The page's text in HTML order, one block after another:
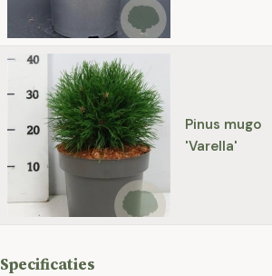
Pinus mugo
'Varella'
Specificaties